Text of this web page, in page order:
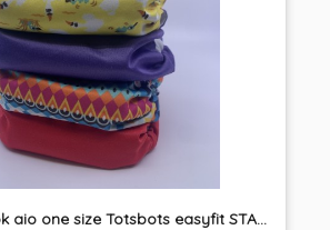
BLEIEPAKKE 4pk aio one size Totsbots easyfit STAR tøybleie